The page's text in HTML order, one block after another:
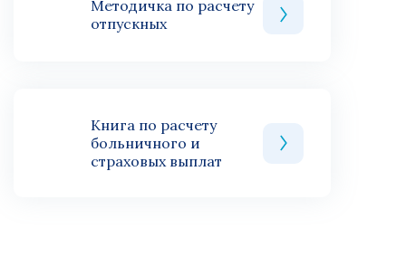
Методичка по расчету
отпускных
Книга по расчету
больничного и
страховых выплат